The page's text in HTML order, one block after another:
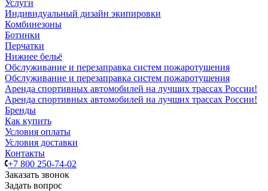
Услуги
Индивидуальный дизайн экипировки
Комбинезоны
Ботинки
Перчатки
Нижнее бельё
Обслуживание и перезаправка систем пожаротушения
Обслуживание и перезаправка систем пожаротушения
Аренда спортивных автомобилей на лучших трассах России!
Аренда спортивных автомобилей на лучших трассах России!
Бренды
Как купить
Условия оплаты
Условия доставки
Контакты
+7 800 250-74-02
Заказать звонок
Задать вопрос